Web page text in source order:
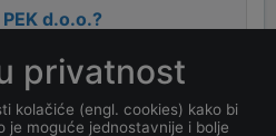
d.o.o.?
GJERGJAJ PEK
privatnost
kolačiće (engl. cookies) kako bi
je moguće jednostavnije i bolje